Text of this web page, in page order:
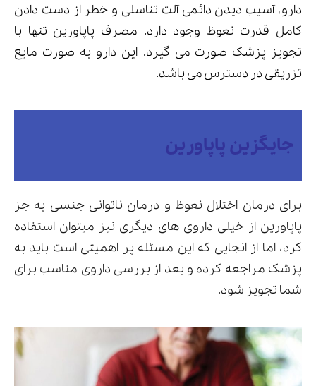
دارو، آسیب دیدن دائمی آلت تناسلی و خطر از دست دادن
کامل قدرت نعوظ وجود دارد. مصرف پاپاورین تنها با
تجویز پزشک صورت می گیرد. این دارو به صورت مایع
تزریقی در دسترس می باشد.
جایگزین پاپاورین
برای درمان اختلال نعوظ و درمان ناتوانی جنسی به جز
پاپاورین از خیلی داروی های دیگری نیز میتوان استفاده
کرد، اما از انجایی که این مسئله پر اهمیتی است باید به
پزشک مراجعه کرده و بعد از بررسی داروی مناسب برای
شما تجویز شود.